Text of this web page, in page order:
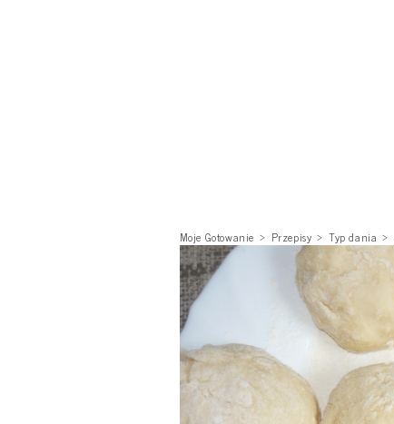
Moje Gotowanie Przepisy Typ dania